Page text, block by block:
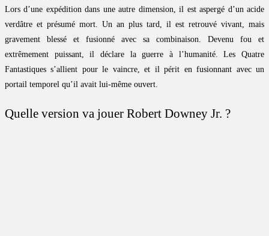
Lors d’une expédition dans une autre dimension, il est aspergé d’un acide
verdâtre et présumé mort. Un an plus tard, il est retrouvé vivant, mais
gravement blessé et fusionné avec sa combinaison. Devenu fou et
extrêmement puissant, il déclare la guerre à l’humanité. Les Quatre
Fantastiques s’allient pour le vaincre, et il périt en fusionnant avec un
portail temporel qu’il avait lui-même ouvert.
Quelle version va jouer Robert Downey Jr. ?